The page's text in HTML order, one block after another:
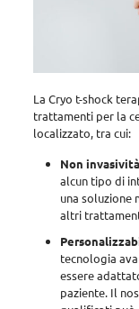
La Cryo t-shock
trattamenti per la
localizzato, tra cui:
Non invasività
alcun tipo di
una soluzione
altri
tecnologia
essere
paziente. Il